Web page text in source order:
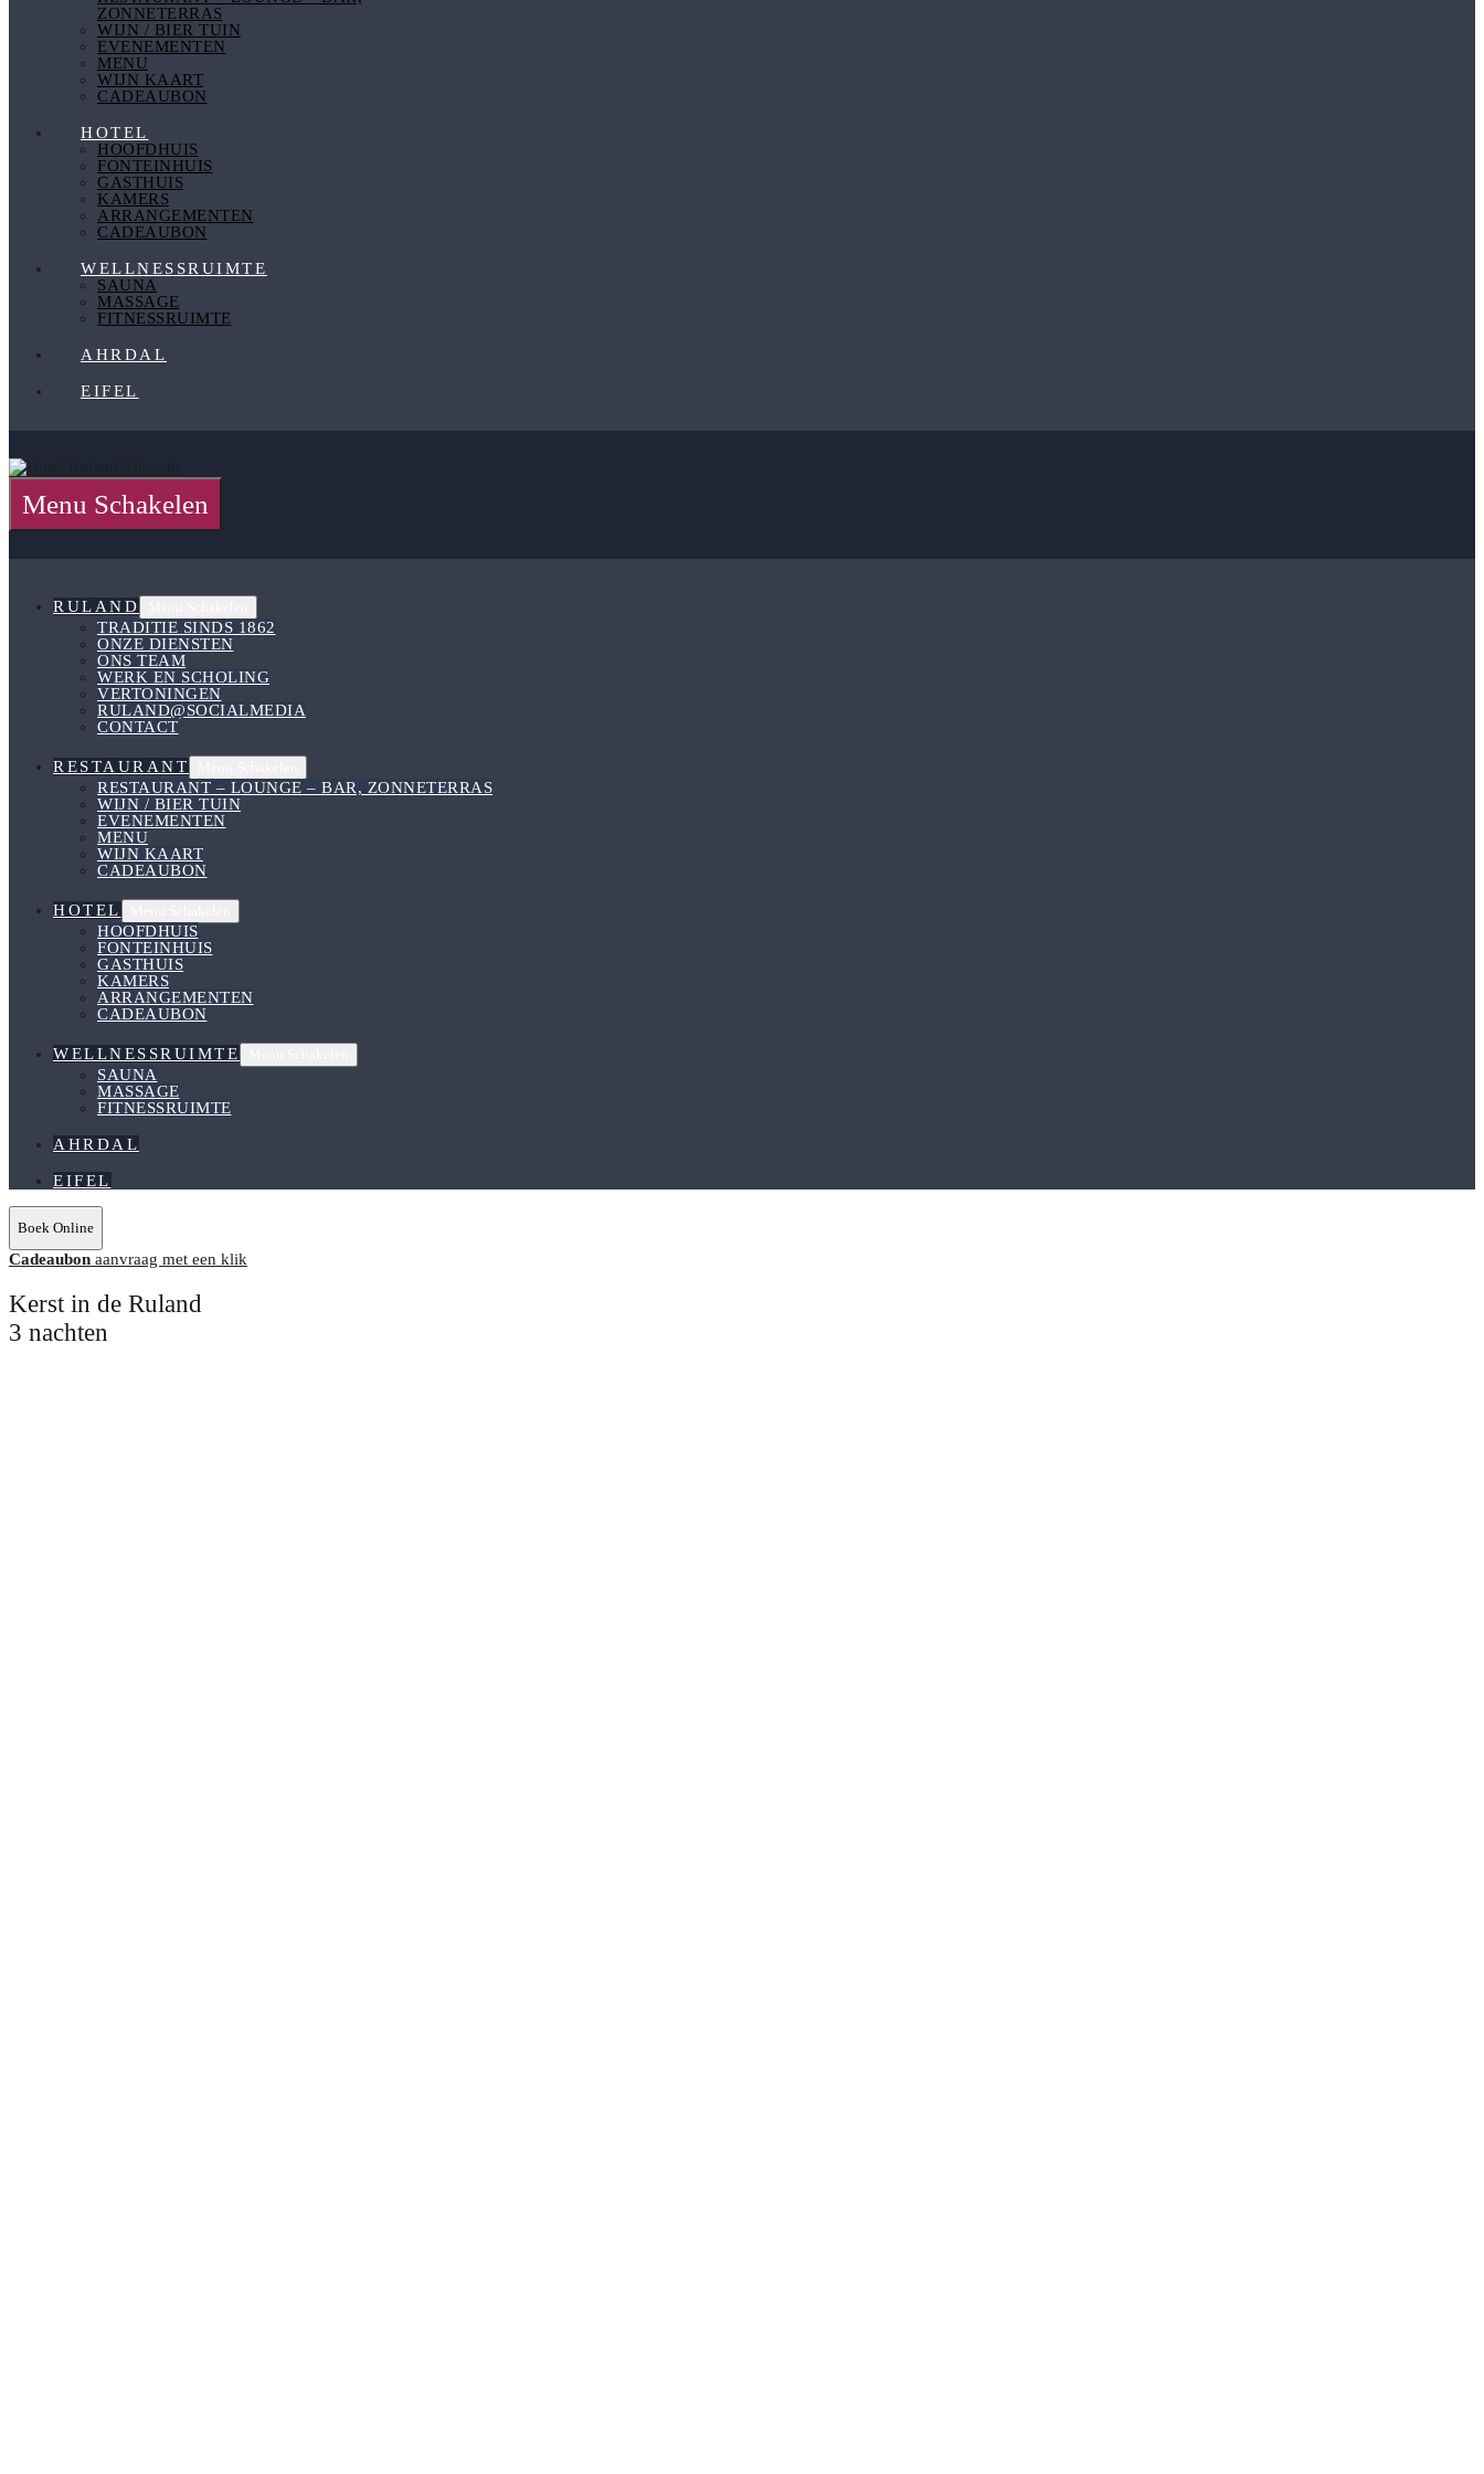
ZONNETERRAS
WIJN / BIER TUIN
EVENEMENTEN
MENU
WIJN KAART
CADEAUBON
HOTEL
HOOFDHUIS
FONTEINHUIS
GASTHUIS
KAMERS
ARRANGEMENTEN
CADEAUBON
WELLNESSRUIMTE
SAUNA
MASSAGE
FITNESSRUIMTE
AHRDAL
EIFEL
Menu Schakelen
RULAND
TRADITIE SINDS 1862
ONZE DIENSTEN
ONS TEAM
WERK EN SCHOLING
VERTONINGEN
RULAND@SOCIALMEDIA
CONTACT
RESTAURANT
RESTAURANT – LOUNGE – BAR, ZONNETERRAS
WIJN / BIER TUIN
EVENEMENTEN
MENU
WIJN KAART
CADEAUBON
HOTEL
HOOFDHUIS
FONTEINHUIS
GASTHUIS
KAMERS
ARRANGEMENTEN
CADEAUBON
WELLNESSRUIMTE
SAUNA
MASSAGE
FITNESSRUIMTE
AHRDAL
EIFEL
Boek Online
Cadeaubon aanvraag met een klik
Kerst in de Ruland
3 nachten